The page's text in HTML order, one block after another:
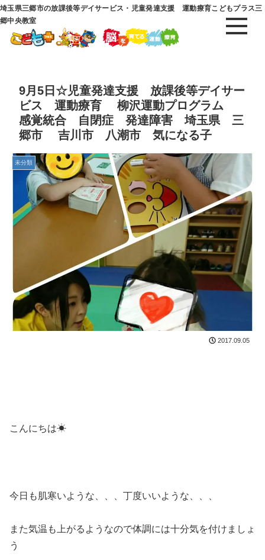
埼玉県三郷市の放課後等デイサービス・児童発達支援 運動療育こどもプラス三
郷中央教室
9月5日☆児童発達支援 放課後等デイサー
ビス 運動療育 柳沢運動プログラム
感覚統合 自閉症 発達障害 埼玉県 三
郷市 吉川市 八潮市 気になる子
未分類
2017.09.05
こんにちは☀
今日も肌寒いような、、、丁度いいような、、、
また気温も上がるようなので体調には十分気を付けましょ
う